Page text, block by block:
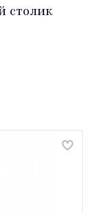
столик